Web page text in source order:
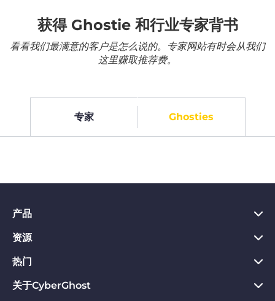
获得 Ghostie 和行业专家背书
看看我们最满意的客户是怎么说的。专家网站有时会从我们
这里赚取推荐费。
专家 Ghosties
产品
PC VPN应用
Chrome VPN应用
Mac VPN应用
资源
VPN是什么
Privacy Hub
热门
CyberGhost VPN评价
关于CyberGhost